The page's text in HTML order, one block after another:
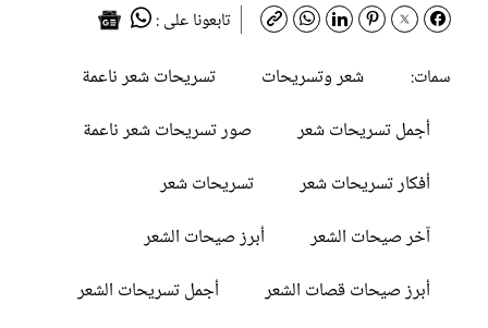
تابعونا على :
سمات:
شعر وتسريحات
تسريحات شعر ناعمة
أجمل تسريحات شعر
صور تسريحات شعر ناعمة
أفكار تسريحات شعر
تسريحات شعر
آخر صيحات الشعر
أبرز صيحات الشعر
أبرز صيحات قصات الشعر
أجمل تسريحات الشعر